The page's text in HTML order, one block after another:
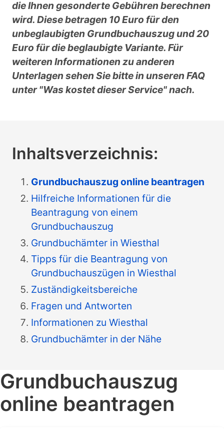
die Ihnen gesonderte Gebühren berechnen
wird. Diese betragen 10 Euro für den
unbeglaubigten Grundbuchauszug und 20
Euro für die beglaubigte Variante. Für
weiteren Informationen zu anderen
Unterlagen sehen Sie bitte in unseren FAQ
unter "Was kostet dieser Service" nach.
Inhaltsverzeichnis:
Grundbuchauszug online beantragen
Hilfreiche Informationen für die
Beantragung von einem
Grundbuchauszug
Grundbuchämter in Wiesthal
Tipps für die Beantragung von
Grundbuchauszügen in Wiesthal
Zuständigkeitsbereiche
Fragen und Antworten
Informationen zu Wiesthal
Grundbuchämter in der Nähe
Grundbuchauszug
online beantragen